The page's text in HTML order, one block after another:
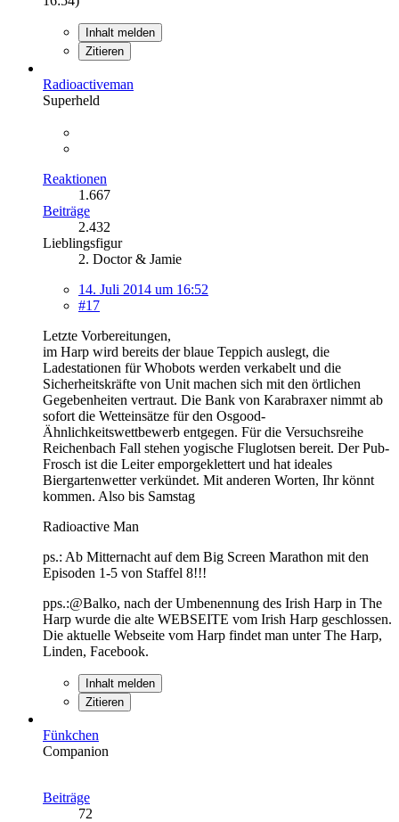
Inhalt melden
Zitieren
Radioactiveman
Superheld
Reaktionen
1.667
Beiträge
2.432
Lieblingsfigur
2. Doctor & Jamie
14. Juli 2014 um 16:52
#17
Letzte Vorbereitungen,
im Harp wird bereits der blaue Teppich auslegt, die
Ladestationen für Whobots werden verkabelt und die
Sicherheitskräfte von Unit machen sich mit den örtlichen
Gegebenheiten vertraut. Die Bank von Karabraxer nimmt ab
sofort die Wetteinsätze für den Osgood-
Ähnlichkeitswettbewerb entgegen. Für die Versuchsreihe
Reichenbach Fall stehen yogische Fluglotsen bereit. Der Pub-
Frosch ist die Leiter emporgeklettert und hat ideales
Biergartenwetter verkündet. Mit anderen Worten, Ihr könnt
kommen. Also bis Samstag
Radioactive Man
ps.: Ab Mitternacht auf dem Big Screen Marathon mit den
Episoden 1-5 von Staffel 8!!!
pps.:@Balko, nach der Umbenennung des Irish Harp in The
Harp wurde die alte WEBSEITE vom Irish Harp geschlossen.
Die aktuelle Webseite vom Harp findet man unter The Harp,
Linden, Facebook.
Inhalt melden
Zitieren
Fünkchen
Companion
Beiträge
72